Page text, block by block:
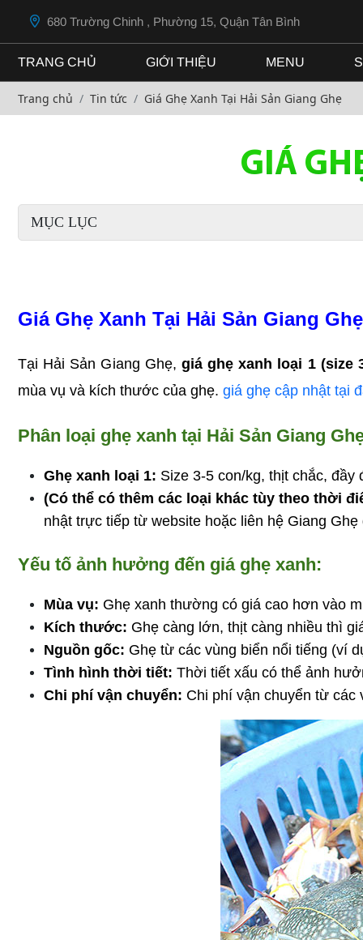
680 Trường Chinh , Phường 15, Quận Tân Bình
TRANG CHỦ GIỚI THIỆU MENU
Trang chủ Tin tức Giá Ghẹ Xanh Tại Hải Sản Giang Ghẹ
GIÁ
MỤC LỤC
Giá Ghẹ Xanh Tại Hải Sản Giang Ghẹ
Tại Hải Sản Giang Ghẹ, giá ghẹ xanh loại 1 (size
mùa vụ và kích thước của ghẹ. giá ghẹ cập nhật tại
Phân loại ghẹ xanh tại Hải Sản Giang
Ghẹ xanh loại 1: Size 3-5 con/kg, thịt chắc,
(Có thể có thêm các loại khác tùy theo thời
nhật trực tiếp từ website hoặc liên hệ Giang Ghẹ
Yếu tố ảnh hưởng đến giá ghẹ xanh:
Mùa vụ: Ghẹ xanh thường có giá cao hơn vào
Kích thước: Ghẹ càng lớn, thịt càng nhiều thì
Nguồn gốc: Ghẹ từ các vùng biển nổi tiếng (ví
Tình hình thời tiết: Thời tiết xấu có thể ảnh
Chi phí vận chuyển: Chi phí vận chuyển từ các